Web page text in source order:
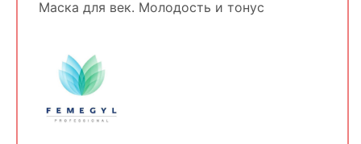
Маска для век. Молодость и тонус